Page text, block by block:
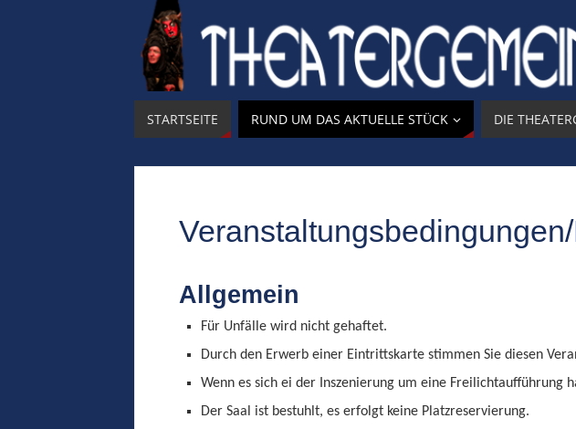
STARTSEITE RUND UM DAS AKTUELLE STÜCK DIE
Allgemein
Für Unfälle wird nicht gehaftet.
Durch den Erwerb einer Eintrittskarte stimmen Sie diesen
Wenn es sich ei der Inszenierung um eine Freilichtaufführung
Der Saal ist bestuhlt, es erfolgt keine Platzreservierung.